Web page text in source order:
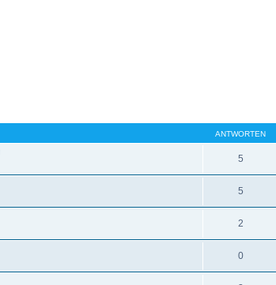
ANTWORTEN
5
5
2
0